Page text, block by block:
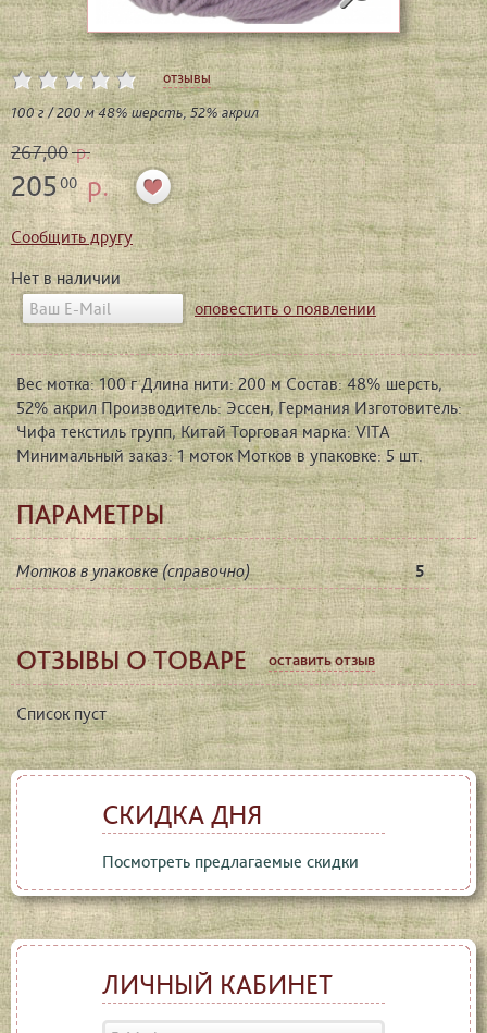
отзывы
100 г / 200 м 48% шерсть, 52% акрил
267,00р.
20500р.
Сообщить другу
Нет в наличии
оповестить о появлении
Вес мотка: 100 г Длина нити: 200 м Состав: 48% шерсть,
52% акрил Производитель: Эссен, Германия Изготовитель:
Чифа текстиль групп, Китай Торговая марка: VITA
Минимальный заказ: 1 моток Мотков в упаковке: 5 шт.
ПАРАМЕТРЫ
Мотков в упаковке (справочно) 5
ОТЗЫВЫ О ТОВАРЕ оставить отзыв
Список пуст
СКИДКА ДНЯ
Посмотреть предлагаемые скидки
ЛИЧНЫЙ КАБИНЕТ